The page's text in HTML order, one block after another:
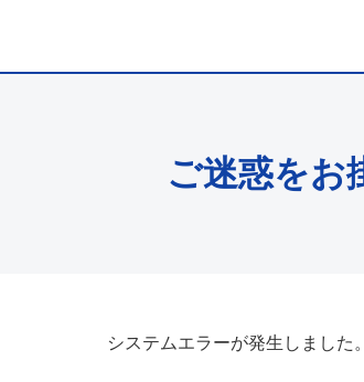
ご迷惑をお
システムエラーが発生しました。